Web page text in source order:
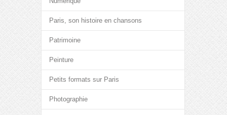
Paris, son histoire en chansons
Patrimoine
Peinture
Petits formats sur Paris
Photographie